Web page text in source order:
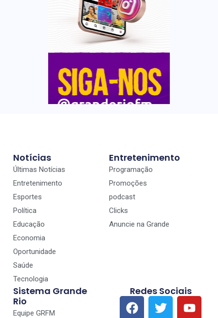
Notícias
Últimas Notícias
Entretenimento
Esportes
Política
Educação
Economia
Oportunidade
Saúde
Tecnologia
Entretenimento
Programação
Promoções
podcast
Clicks
Anuncie na Grande
Sistema Grande
Rio
Equipe GRFM
Redes Sociais